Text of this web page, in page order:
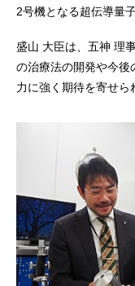
2号機となる超伝導量
盛山 大臣は、五神 理
の治療法の開発や今後
力に強く期待を寄せら